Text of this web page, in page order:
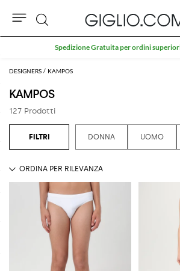
DESIGNERS KAMPOS
KAMPOS
127 Prodotti
DONNA UOMO
Cerca
Extra 10% sull'area Outlet